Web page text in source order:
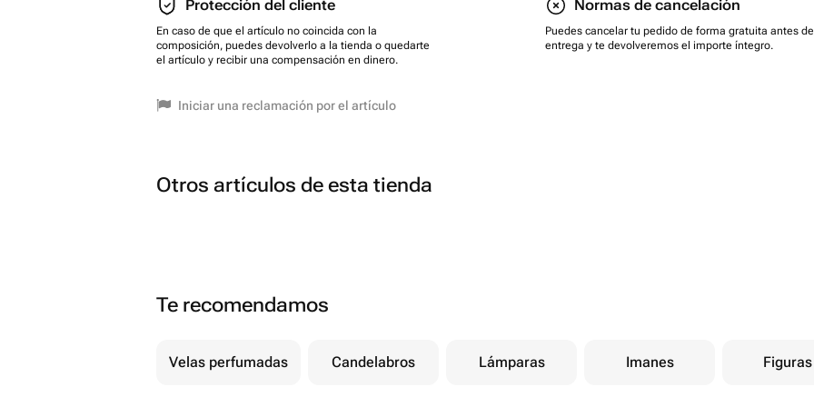
Функционал:
Элемент декора. Превратит ваш интерьер в праздничную зону,
Памятный подарок. Подойдёт для близких, коллег, друзей — станет
яйцами, куличами и другими праздничными атрибутами.
Коллекционный предмет. Если вы собираете тематические украшения,
Protección del cliente
En caso de que el artículo no coincida con la
composición, puedes devolverlo a la tienda o quedarte
el artículo y recibir una compensación en dinero.
Normas de cancelación
Puedes cancelar tu pedido de forma gratuita antes
entrega y te devolveremos el importe íntegro.
Iniciar una reclamación por el artículo
Otros artículos de esta tienda
Te recomendamos
Velas perfumadas Candelabros Lámparas Imanes Figuras